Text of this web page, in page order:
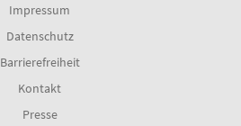
Impressum
Datenschutz
Barrierefreiheit
Kontakt
Presse